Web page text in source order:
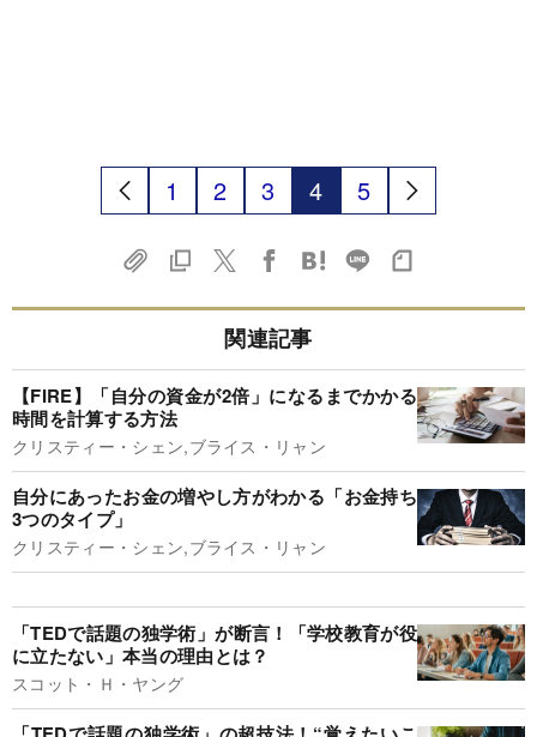
1 2 3 4 5
関連記事
【FIRE】「自分の資金が2倍」になるまでかかる
時間を計算する方法
クリスティー・シェン,ブライス・リャン
自分にあったお金の増やし方がわかる「お金持ち
3つのタイプ」
クリスティー・シェン,ブライス・リャン
「TEDで話題の独学術」が断言！「学校教育が役
に立たない」本当の理由とは？
スコット・Ｈ・ヤング